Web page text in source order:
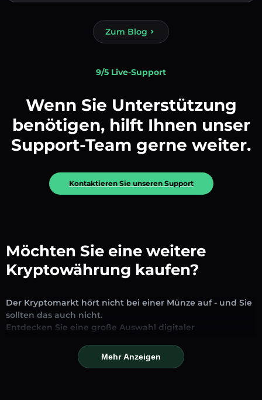
Zum Blog
9/5 Live-Support
Wenn Sie Unterstützung
benötigen, hilft Ihnen unser
Support-Team gerne weiter.
Kontaktieren Sie unseren Support
Möchten Sie eine weitere
Kryptowährung kaufen?
Der Kryptomarkt hört nicht bei einer Münze auf - und Sie
sollten das auch nicht.
Entdecken Sie eine große Auswahl digitaler
Austausch und Handel verfügbar sind. Ob etablierte
Stablecoins, vielversprechende Altcoins oder trendige
Mehr Anzeigen